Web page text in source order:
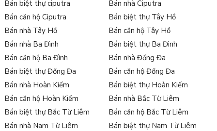
Bán biệt thự ciputra
Bán nhà Ciputra
Bán căn hộ Ciputra
Bán biệt thự Tây Hồ
Bán nhà Tây Hồ
Bán căn hộ Tây Hồ
Bán nhà Ba Đình
Bán biệt thự Ba Đình
Bán căn hộ Ba Đình
Bán nhà Đống Đa
Bán biệt thự Đống Đa
Bán căn hộ Đống Đa
Bán nhà Hoàn Kiếm
Bán biệt thự Hoàn Kiếm
Bán căn hộ Hoàn Kiếm
Bán nhà Bắc Từ Liêm
Bán biệt thự Bắc Từ Liêm
Bán căn hộ Bắc Từ Liêm
Bán nhà Nam Từ Liêm
Bán biệt thự Nam Từ Liêm